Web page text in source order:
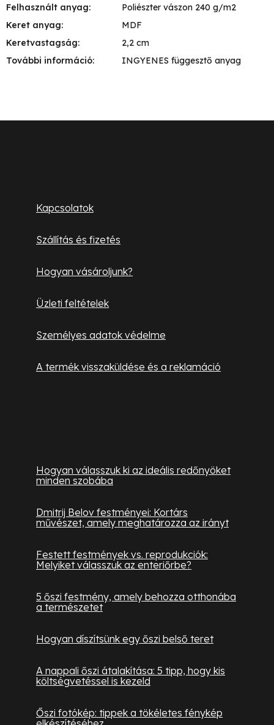
Felhasznált anyag:
Poliészter vászon 240 g/m2
Keret anyag:
MDF
Keretvastagság:
2,2 cm
További információ: INGYENES függesztő anyag
Kapcsolatok
Szállítás és fizetés
Hogyan vásároljunk?
Üzleti feltételek
Személyes adatok védelme
A termék visszaküldése és a reklamáció
Hogyan válasszuk ki az ideális redőnyöket
minden szobába
Dmitrij Belov festményei: Kortárs
művészet, amely meghatározza az irányt
Festett festmények vs. reprodukciók:
Melyiket válasszuk az enteriőrbe?
5 őszi festmény, amely behozza otthonába
a természetet
Hogyan díszítsünk egy őszi belső teret
A nappali őszi átalakítása: 5 tipp, hogy kis
költségvetéssel is kezeld
Őszi fotókép: tippek a tökéletes fénykép